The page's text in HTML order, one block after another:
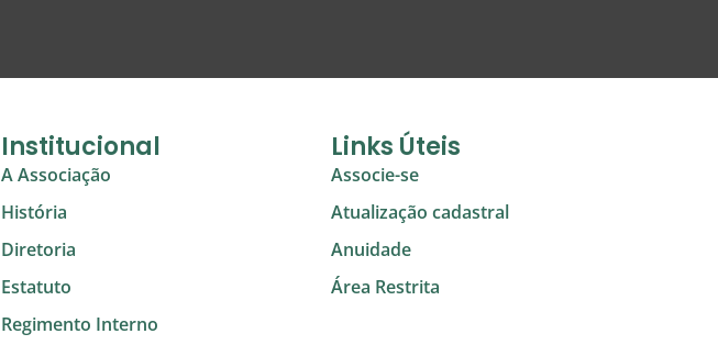
Institucional
A Associação
História
Diretoria
Estatuto
Regimento Interno
Links Úteis
Associe-se
Atualização cadastral
Anuidade
Área Restrita